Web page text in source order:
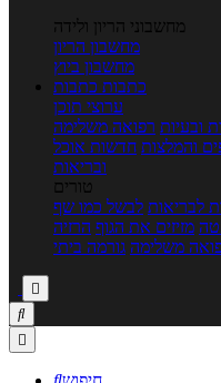
מחשבוני הריון ולידה
מחשבון הריון
מחשבון ביוץ
כתבות כתבות
ערוצי תוכן
ובעיות רפואה משלימה
והמלצות חדשות אוכל
ובריאות
טורים
לבריאות לבשל כמו שף
מזיזים את הגוף הרזיה
משלימה גורמה ביתי


